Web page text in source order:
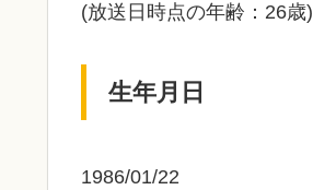
(放送日時点の年齢：26歳)
生年月日
1986/01/22